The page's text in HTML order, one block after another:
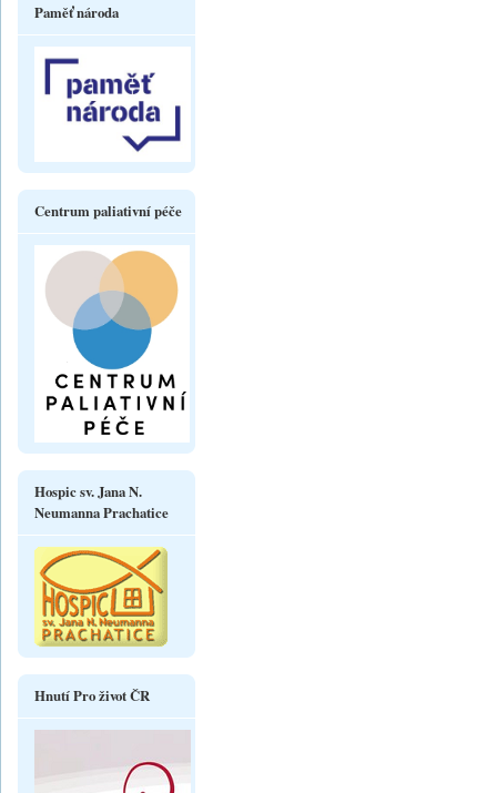
Paměť národa
Centrum paliativní péče
Hospic sv. Jana N.
Neumanna Prachatice
Hnutí Pro život ČR